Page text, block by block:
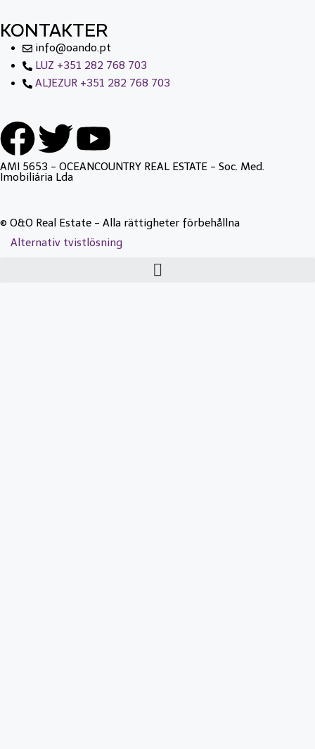
KONTAKTER
info@oando.pt
LUZ +351 282 768 703
ALJEZUR +351 282 768 703
AMI 5653 - OCEANCOUNTRY REAL ESTATE - Soc. Med.
Imobiliária Lda
© O&O Real Estate - Alla rättigheter förbehållna
Alternativ tvistlösning